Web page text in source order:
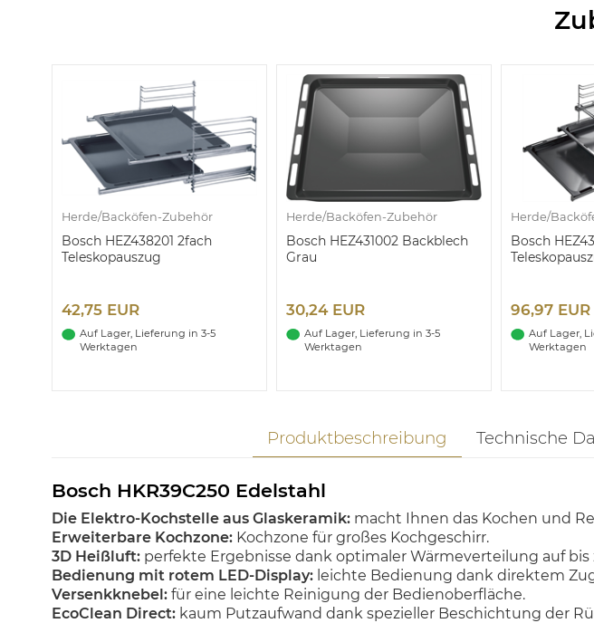
Herde/Backöfen-Zubehör
Bosch HEZ438201 2fach
Teleskopauszug
42,75 EUR
Auf Lager, Lieferung in 3-5
Werktagen
Herde/Backöfen-Zubehör
Bosch HEZ431002 Backblech
Grau
30,24 EUR
Auf Lager, Lieferung in 3-5
Werktagen
Herde/
Bosch
96,97 EUR
Auf Lager,
Werktagen
Produktbeschreibung Technische
Bosch HKR39C250 Edelstahl
Die Elektro-Kochstelle aus Glaskeramik: macht Ihnen das Kochen und
Erweiterbare Kochzone: Kochzone für großes Kochgeschirr.
3D Heißluft: perfekte Ergebnisse dank optimaler Wärmeverteilung auf bis
Bedienung mit rotem LED-Display: leichte Bedienung dank direktem
Versenkknebel: für eine leichte Reinigung der Bedienoberfläche.
EcoClean Direct: kaum Putzaufwand dank spezieller Beschichtung der